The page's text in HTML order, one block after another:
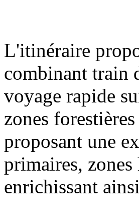
L'itinéraire
combinant train
voyage rapide
zones
proposant une
primaires,
enrichissant